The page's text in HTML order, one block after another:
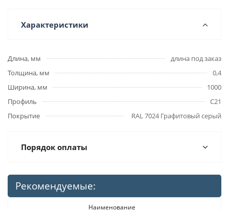
Характеристики
Длина, мм
длина под заказ
Толщина, мм
0,4
Ширина, мм
1000
Профиль
С21
Покрытие
RAL 7024 Графитовый серый
Порядок оплаты
Рекомендуемые:
Наименование